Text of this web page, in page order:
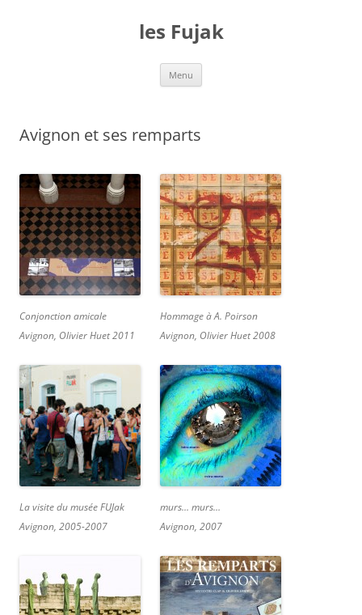
les Fujak
Menu
Avignon et ses remparts
Conjonction amicale
Avignon, Olivier Huet 2011
Hommage à A. Poirson
Avignon, Olivier Huet 2008
La visite du musée FUJak
Avignon, 2005-2007
murs… murs…
Avignon, 2007